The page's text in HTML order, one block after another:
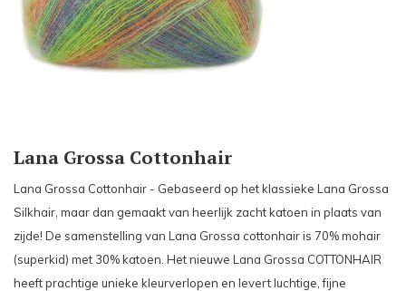
Lana Grossa Cottonhair
Lana Grossa Cottonhair - Gebaseerd op het klassieke Lana Grossa
Silkhair, maar dan gemaakt van heerlijk zacht katoen in plaats van
zijde! De samenstelling van Lana Grossa cottonhair is 70% mohair
(superkid) met 30% katoen. Het nieuwe Lana Grossa COTTONHAIR
heeft prachtige unieke kleurverlopen en levert luchtige, fijne